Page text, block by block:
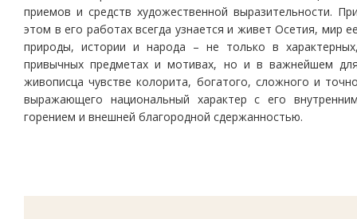
приемов и средств художественной выразительности.
этом в его работах всегда узнается и живет Осетия, мир
природы, истории и народа – не только в
привычных предметах и мотивах, но и в важнейшем
живописца чувстве колорита, богатого, сложного и
выражающего национальный характер с его
горением и внешней благородной сдержанностью.